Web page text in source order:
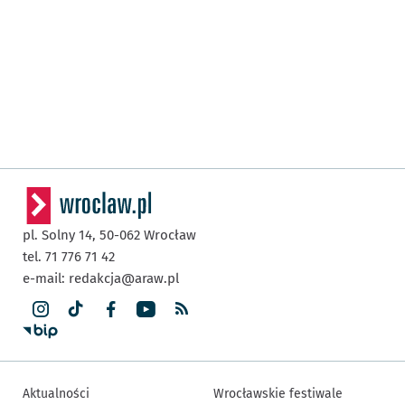
pl. Solny 14, 50-062 Wrocław
tel. 71 776 71 42
e-mail: redakcja@araw.pl
Aktualności Wrocławskie festiwale